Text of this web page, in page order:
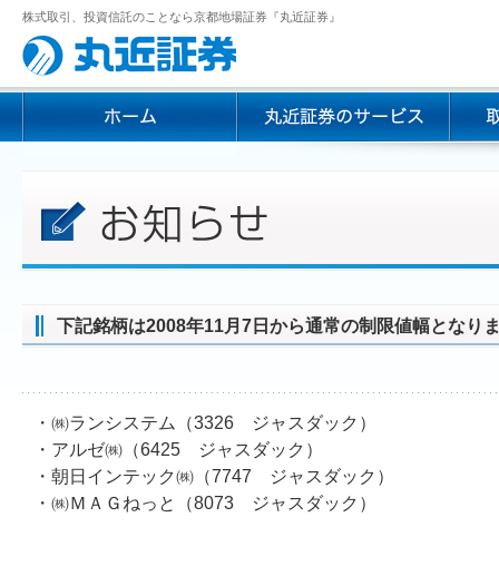
株式取引、投資信託のことなら京都地場証券『丸近証券』
下記銘柄は2008年11月7日から通常の制限値幅となり
・㈱ランシステム（3326 ジャスダック）
・アルゼ㈱（6425 ジャスダック）
・朝日インテック㈱（7747 ジャスダック）
・㈱ＭＡＧねっと（8073 ジャスダック）